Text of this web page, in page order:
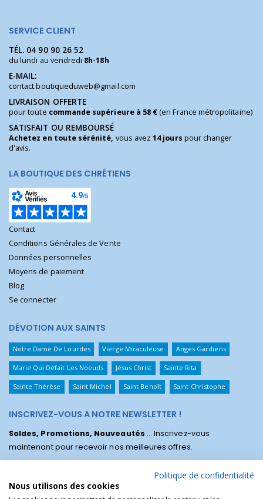
SERVICE CLIENT
TÉL. 04 90 90 26 52
du lundi au vendredi 8h-18h
E-MAIL:
contact.boutiqueduweb@gmail.com
LIVRAISON OFFERTE
pour toute commande supérieure à 58 €(en France métropolitaine)
SATISFAIT OU REMBOURSÉ
Achetez en toute sérénité, vous avez14 jours pour changer
d'avis.
LA BOUTIQUE DES CHRÉTIENS
Contact
Conditions Générales de Vente
Données personnelles
Moyens de paiement
Blog
Se connecter
DÉVOTION AUX SAINTS
Notre Dame De Lourdes Vierge Miraculeuse Anges Gardiens
Marie Qui Défait Les Noeuds Jésus Christ Sainte Rita
Sainte Thérèse Saint Michel Saint Benoît Saint Christophe
INSCRIVEZ-VOUS A NOTRE NEWSLETTER !
Soldes, Promotions, Nouveautés ... Inscrivez-vous
maintenant pour recevoir nos meilleures offres.
Politique de confidentialité
Nous utilisons des cookies